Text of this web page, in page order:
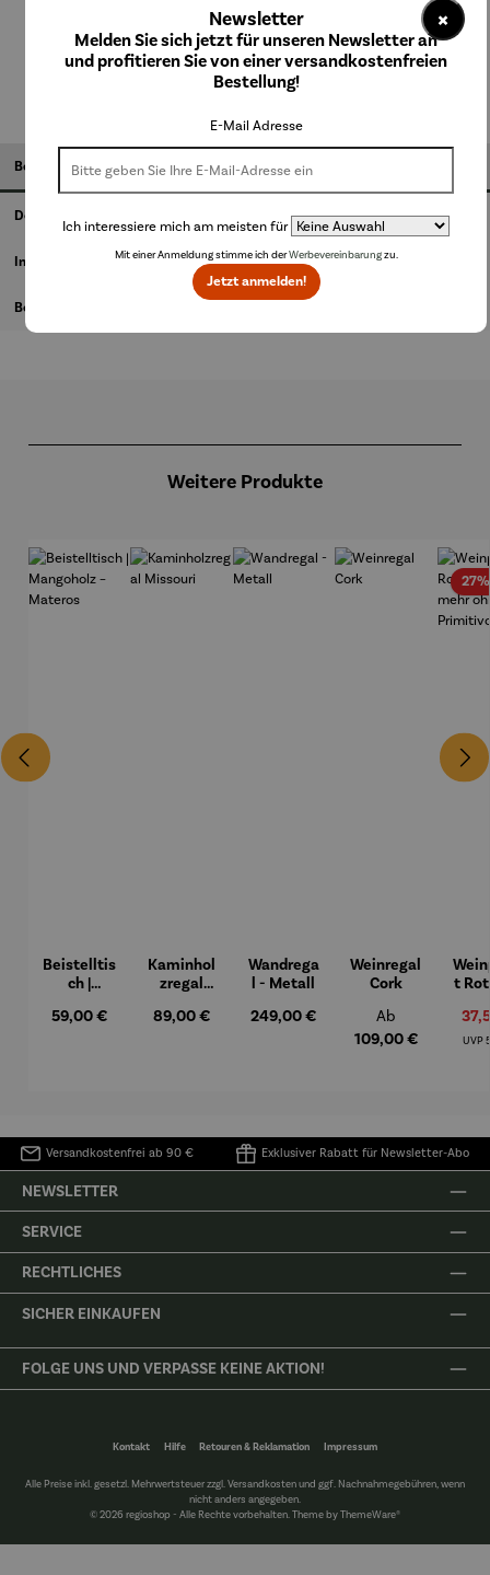
In den Warenkorb
Beschreibung
Details
Informationen zum Hersteller
Bewertungen
Weitere Produkte
Beistelltis
ch |
z –
Regulärer Preis:
59,00 €
Kaminhol
zregal
Regulärer Preis:
89,00 €
Wandrega
l - Metall
Regulärer Preis:
249,00 €
Weinregal
Cork
Regulärer Preis:
Ab
109,00 €
t
UVP
Versandkostenfrei ab 90 € Exklusiver Rabatt für Newsletter-Abo
NEWSLETTER
SERVICE
RECHTLICHES
SICHER EINKAUFEN
FOLGE UNS UND VERPASSE KEINE AKTION!
Kontakt Hilfe Retouren & Reklamation Impressum
Alle Preise inkl. gesetzl. Mehrwertsteuer zzgl.Versandkostenund ggf. Nachnahmegebühren, wenn
nicht anders angegeben.
© 2026 regioshop - Alle Rechte vorbehalten. Theme byThemeWare®
×
Newsletter
Melden Sie sich jetzt für unseren Newsletter an
und profitieren Sie von einer versandkostenfreien
Bestellung!
E-Mail Adresse
Ich interessiere mich am meisten für
Mit einer Anmeldung stimme ich derWerbevereinbarungzu.
Jetzt anmelden!